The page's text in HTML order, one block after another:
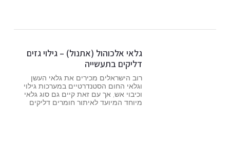
גלאי אלכוהול (אתנול) – גילוי גזים
דליקים בתעשייה
רוב הישראלים מכירים את גלאי העשן
וגלאי החום הסטנדרטיים במערכות גילוי
וכיבוי אש, אך עם זאת קיים גם סוג גלאי
מיוחד המיועד לאיתור חומרים דליקים